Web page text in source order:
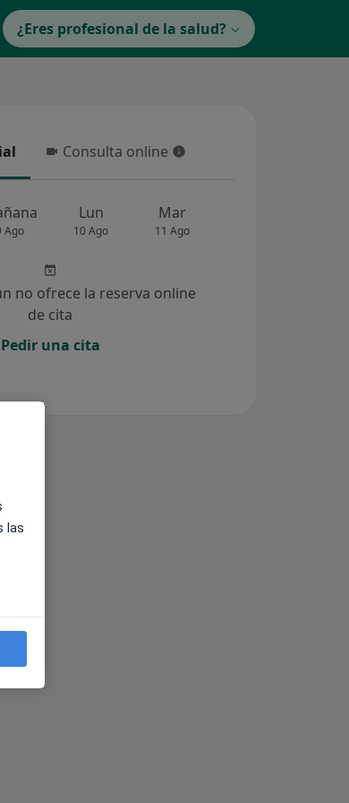
¿Eres profesional de la salud?
Consulta online
Consulta online
Ago
Lun
10 Ago
Mar
11 Ago
no ofrece la reserva online
de cita
Pedir una cita
las